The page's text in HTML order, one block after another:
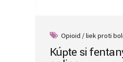
Opioid / liek proti
Kúpte si